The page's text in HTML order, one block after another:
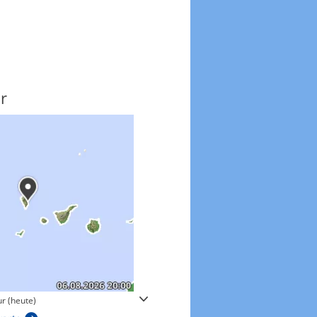
(heute) Windgeschwindigkeiten in 3h